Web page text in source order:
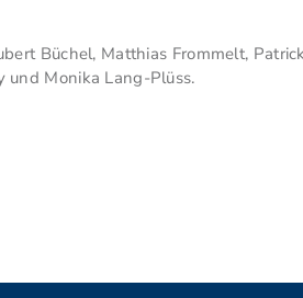
Büchel, Matthias Frommelt,
und Monika Lang-Plüss.